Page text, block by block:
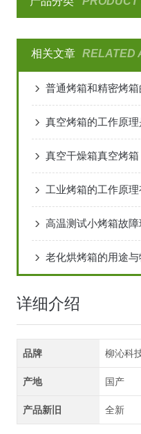
相关文章 RELATED
普通烤箱和精密烤箱
真空烤箱的工作原理
真空干燥箱真空烤箱
工业烤箱的工作原
高温测试小烤箱故
老化烘烤箱的用途
详细介绍
品牌 柳沁科
产地 国产
产品新旧 全新